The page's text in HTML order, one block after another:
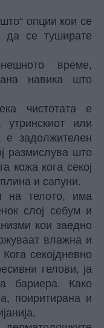
опции кои се
да се туширате
време,
навика што
чистотата е
утринскиот или
е задолжителен
размислува што
кожа кога секој
и сапуни.
на телото, има
слој себум и
кои заедно
влажна и
секојдневно
гелови, ја
бариера. Како
поиритирана и